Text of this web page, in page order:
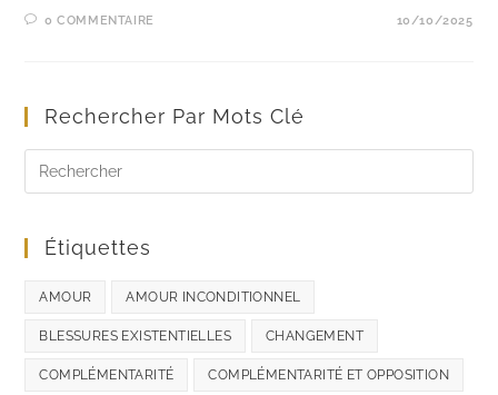
0 COMMENTAIRE 10/10/2025
Rechercher Par Mots Clé
Étiquettes
AMOUR AMOUR INCONDITIONNEL
BLESSURES EXISTENTIELLES CHANGEMENT
COMPLÉMENTARITÉ COMPLÉMENTARITÉ ET OPPOSITION